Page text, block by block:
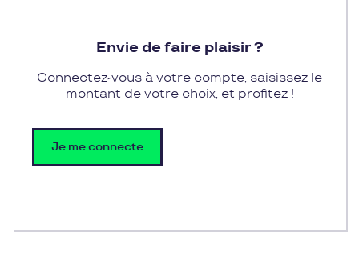
Envie de faire plaisir ?
Connectez-vous à votre compte, saisissez le
montant de votre choix, et profitez !
Je me connecte